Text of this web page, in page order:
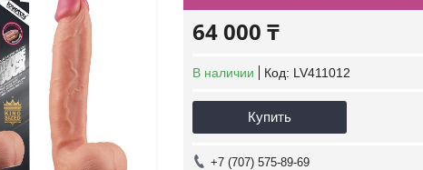
64 000 ₸
В наличии Код: LV411012
Купить
+7 (707) 575-89-69